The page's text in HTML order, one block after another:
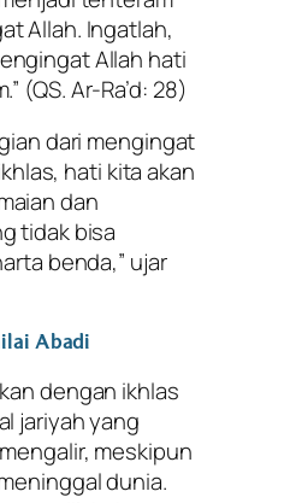
Allah. Ingatlah,
Allah hati
(QS. Ar-Ra’d: 28)
dari mengingat
hati kita akan
dan
tidak bisa
benda,” ujar
Abadi
dengan ikhlas
jariyah yang
meskipun
dunia.